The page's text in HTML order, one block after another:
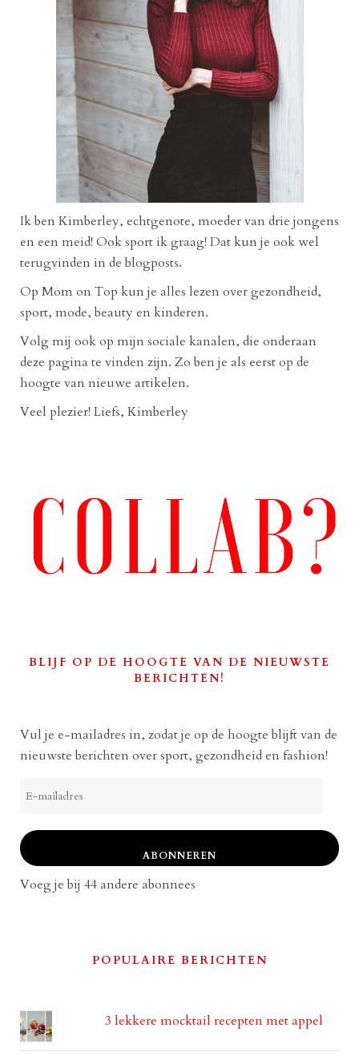
Ik ben Kimberley, echtgenote, moeder van drie jongens
en een meid! Ook sport ik graag! Dat kun je ook wel
terugvinden in de blogposts.
Op Mom on Top kun je alles lezen over gezondheid,
sport, mode, beauty en kinderen.
Volg mij ook op mijn sociale kanalen, die onderaan
deze pagina te vinden zijn. Zo ben je als eerst op de
hoogte van nieuwe artikelen.
Veel plezier! Liefs, Kimberley
BLIJF OP DE HOOGTE VAN DE NIEUWSTE
BERICHTEN!
Vul je e-mailadres in, zodat je op de hoogte blijft van de
nieuwste berichten over sport, gezondheid en fashion!
mailadres
ABONNEREN
Voeg je bij 44 andere abonnees
POPULAIRE BERICHTEN
3 lekkere mocktail recepten met appel